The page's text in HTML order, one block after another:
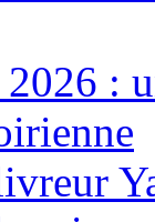
2026 :